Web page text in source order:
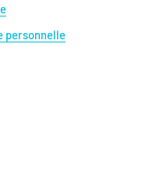
personnelle